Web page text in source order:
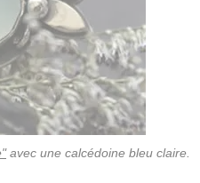
avec une calcédoine bleu claire.